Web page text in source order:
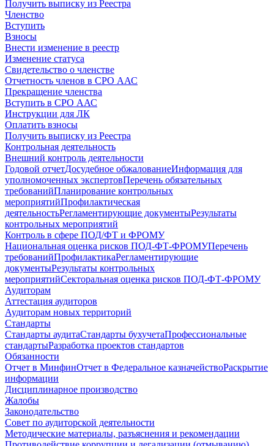
Получить выписку из Реестра
Членство
Вступить
Взносы
Внести изменение в реестр
Изменение статуса
Свидетельство о членстве
Отчетность членов в СРО ААС
Прекращение членства
Вступить в СРО ААС
Инструкции для ЛК
Оплатить взносы
Получить выписку из Реестра
Контрольная деятельность
Внешний контроль деятельности
Годовой отчетДосудебное обжалованиеИнформация для
уполномоченных экспертовПеречень обязательных
требованийПланирование контрольных
мероприятийПрофилактическая
деятельностьРегламентирующие документыРезультаты
контрольных мероприятий
Контроль в сфере ПОД/ФТ и ФРОМУ
Национальная оценка рисков ПОД-ФТ-ФРОМУПеречень
требованийПрофилактикаРегламентирующие
документыРезультаты контрольных
мероприятийСекторальная оценка рисков ПОД-ФТ-ФРОМУ
Аудиторам
Аттестация аудиторов
Аудиторам новых территорий
Стандарты
Стандарты аудитаСтандарты бухучетаПрофессиональные
стандартыРазработка проектов стандартов
Обязанности
Отчет в МинфинОтчет в Федеральное казначействоРаскрытие
информации
Дисциплинарное производство
Жалобы
Законодательство
Совет по аудиторской деятельности
Методические материалы, разъяснения и рекомендации